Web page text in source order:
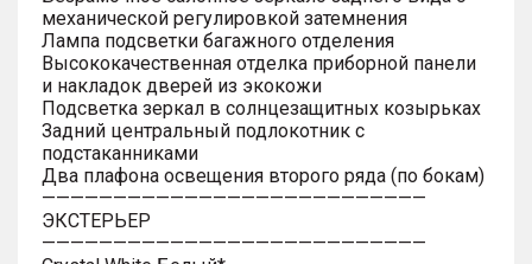
механической регулировкой затемнения
Лампа подсветки багажного отделения
Высококачественная отделка приборной панели
и накладок дверей из экокожи
Подсветка зеркал в солнцезащитных козырьках
Задний центральный подлокотник с
подстаканниками
Два плафона освещения второго ряда (по бокам)
———————————————————————————
ЭКСТЕРЬЕР
———————————————————————————